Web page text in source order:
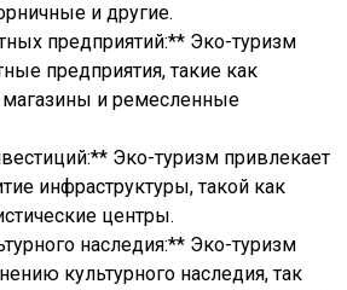
и другие.
предприятий:** Эко-туризм
предприятия, такие как
и ремесленные
Эко-туризм привлекает
инфраструктуры, такой как
центры.
наследия:** Эко-туризм
культурного наследия, так